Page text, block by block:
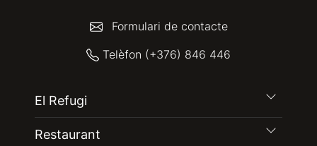
Formulari de contacte
Telèfon (+376) 846 446
El Refugi
Restaurant